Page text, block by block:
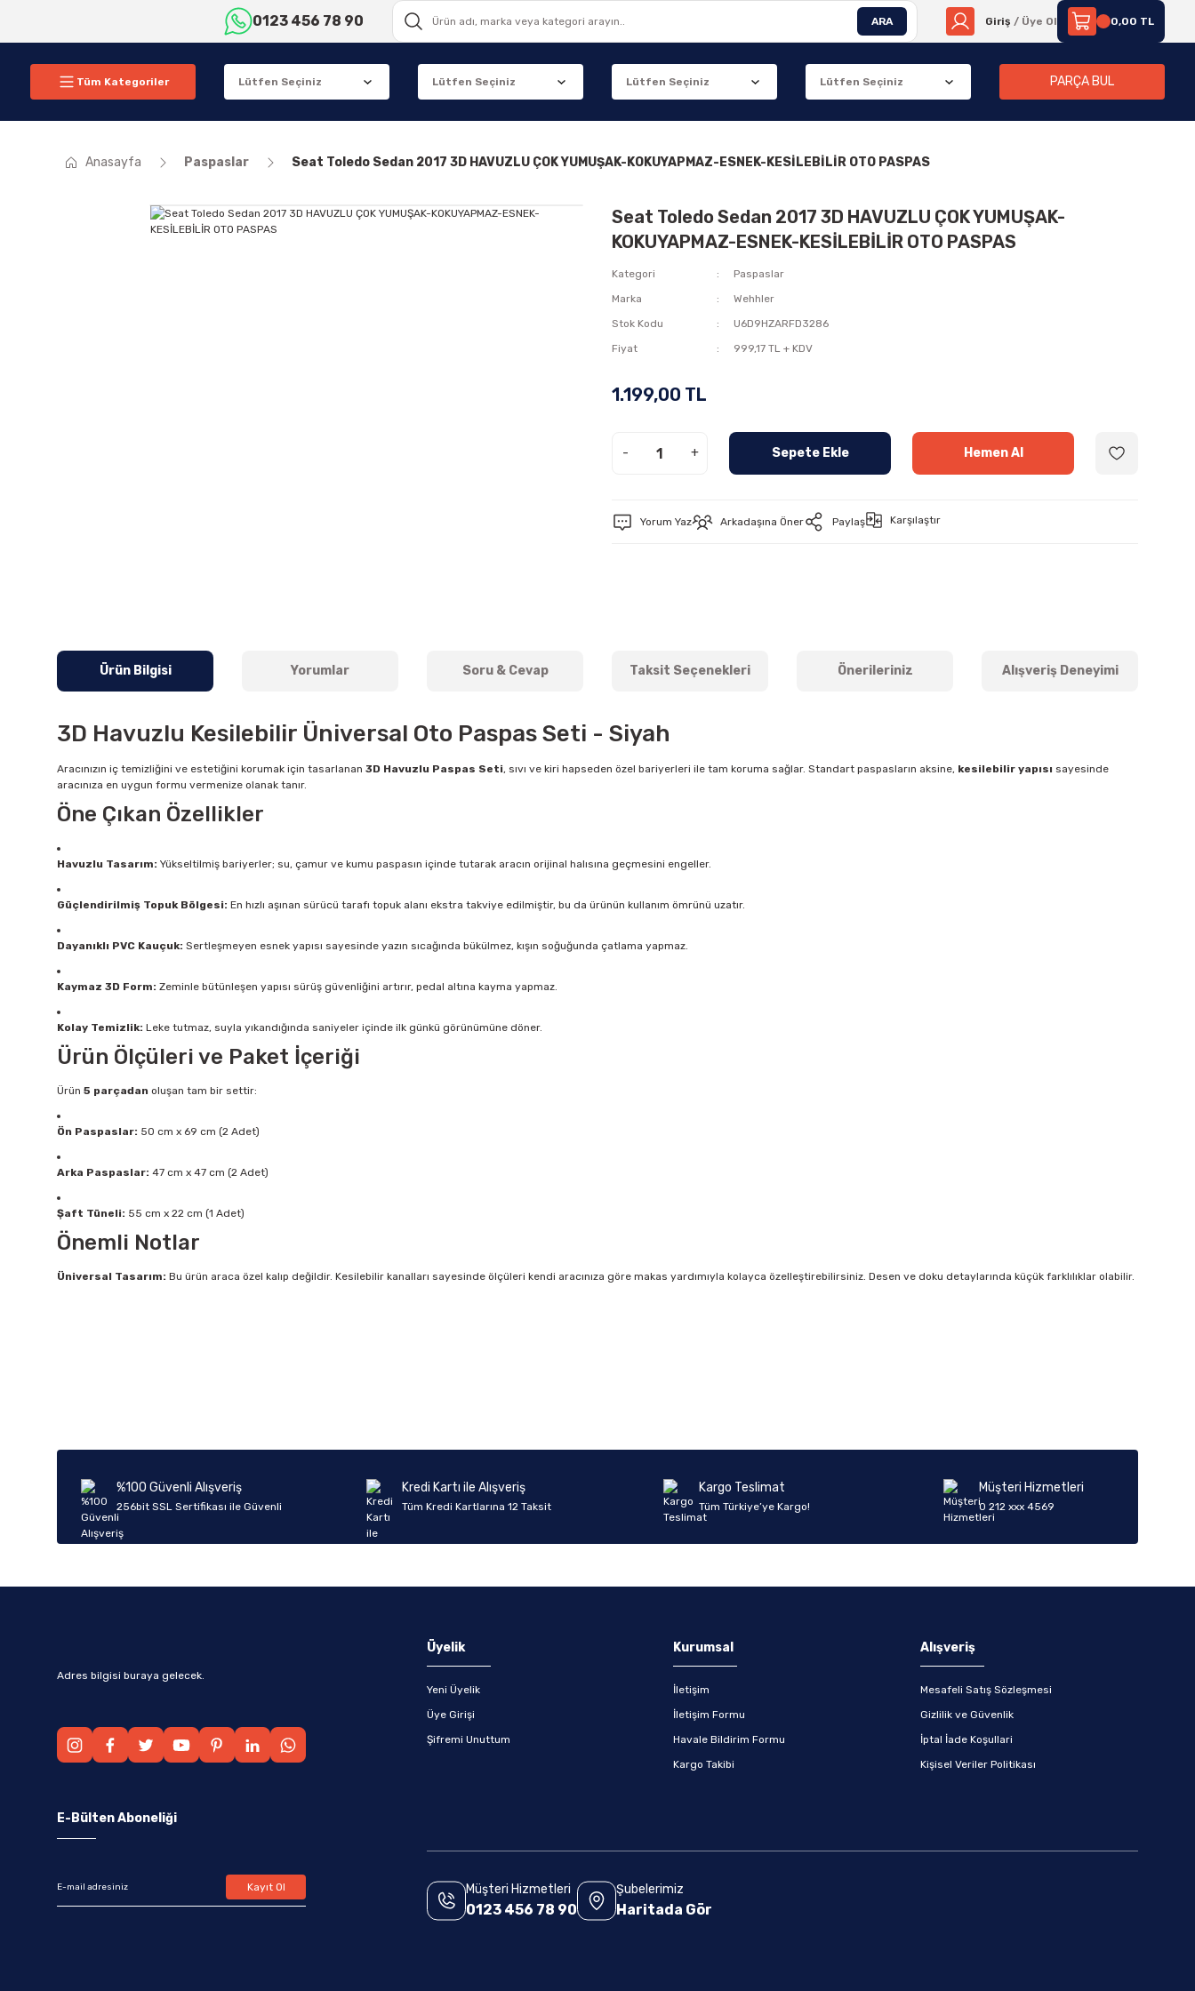
0123 456 78 90 ARA Giriş / Üye Ol 0,00 TL
Tüm Kategoriler PARÇA BUL
Anasayfa Paspaslar Seat Toledo Sedan 2017 3D HAVUZLU ÇOK YUMUŞAK-KOKUYAPMAZ-ESNEK-KESİLEBİLİR OTO PASPAS
Seat Toledo Sedan 2017 3D HAVUZLU ÇOK YUMUŞAK-
KOKUYAPMAZ-ESNEK-KESİLEBİLİR OTO PASPAS
Kategori
Paspaslar
Marka
Wehhler
Stok Kodu
U6D9HZARFD3286
Fiyat
999,17 TL + KDV
1.199,00 TL
- + Sepete Ekle Hemen Al
Yorum Yaz Arkadaşına Öner Paylaş Karşılaştır
Ürün Bilgisi Yorumlar Soru & Cevap Taksit Seçenekleri Önerileriniz Alışveriş Deneyimi
3D Havuzlu Kesilebilir Üniversal Oto Paspas Seti - Siyah
Aracınızın iç temizliğini ve estetiğini korumak için tasarlanan 3D Havuzlu Paspas Seti, sıvı ve kiri hapseden özel bariyerleri ile tam koruma sağlar. Standart paspasların aksine, kesilebilir yapısı sayesinde
aracınıza en uygun formu vermenize olanak tanır.
Öne Çıkan Özellikler
Havuzlu Tasarım: Yükseltilmiş bariyerler; su, çamur ve kumu paspasın içinde tutarak aracın orijinal halısına geçmesini engeller.
Güçlendirilmiş Topuk Bölgesi: En hızlı aşınan sürücü tarafı topuk alanı ekstra takviye edilmiştir, bu da ürünün kullanım ömrünü uzatır.
Dayanıklı PVC Kauçuk: Sertleşmeyen esnek yapısı sayesinde yazın sıcağında bükülmez, kışın soğuğunda çatlama yapmaz.
Kaymaz 3D Form: Zeminle bütünleşen yapısı sürüş güvenliğini artırır, pedal altına kayma yapmaz.
Kolay Temizlik: Leke tutmaz, suyla yıkandığında saniyeler içinde ilk günkü görünümüne döner.
Ürün Ölçüleri ve Paket İçeriği
Ürün 5 parçadan oluşan tam bir settir:
Ön Paspaslar: 50 cm x 69 cm (2 Adet)
Arka Paspaslar: 47 cm x 47 cm (2 Adet)
Şaft Tüneli: 55 cm x 22 cm (1 Adet)
Önemli Notlar
Üniversal Tasarım: Bu ürün araca özel kalıp değildir. Kesilebilir kanalları sayesinde ölçüleri kendi aracınıza göre makas yardımıyla kolayca özelleştirebilirsiniz. Desen ve doku detaylarında küçük farklılıklar olabilir.
Ürün fiyatı diğer sitelerden daha pahalı.
Bu ürüne benzer farklı alternatifler olmalı.
%100 Güvenli Alışveriş
256bit SSL Sertifikası ile Güvenli
Kredi Kartı ile Alışveriş
Tüm Kredi Kartlarına 12 Taksit
Kargo Teslimat
Tüm Türkiye’ye Kargo!
Müşteri Hizmetleri
0 212 xxx 4569
Adres bilgisi buraya gelecek.
Üyelik
Yeni Üyelik
Üye Girişi
Şifremi Unuttum
Kurumsal
İletişim
İletişim Formu
Havale Bildirim Formu
Kargo Takibi
Alışveriş
Mesafeli Satış Sözleşmesi
Gizlilik ve Güvenlik
İptal İade Koşullari
Kişisel Veriler Politikası
E-Bülten Aboneliği
Kayıt Ol Müşteri Hizmetleri
0123 456 78 90
Şubelerimiz
Haritada Gör